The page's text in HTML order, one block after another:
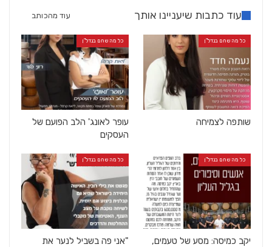
עוד כתבות שיעניינו אותך עוד מהכותב
כל מה שחם בנדל"ן
שותפה לצמיחה
כל מה שחם בנדל"ן
עופר לאונג' הלב הפועם של
העסקים
כל מה שחם בנדל"ן
יקב כמיסה: מסע של טעמים,
כל מה שחם בנדל"ן
"אני פה בשביל לנער את